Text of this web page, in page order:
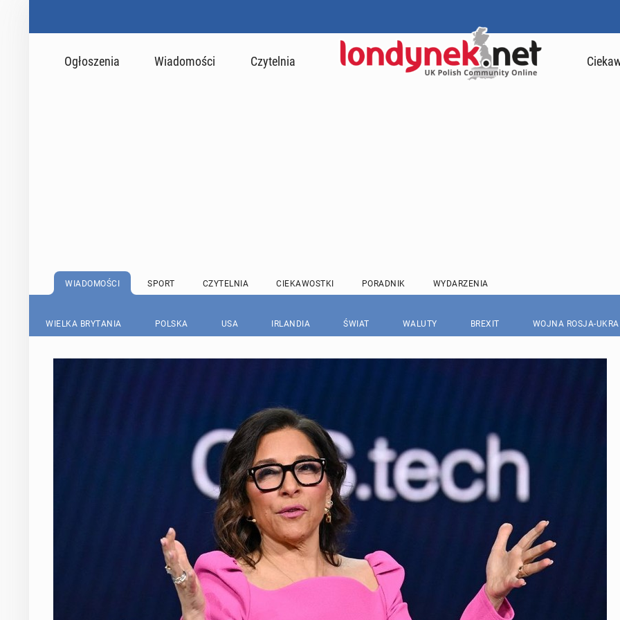
Ogłoszenia Wiadomości Czytelnia
WIADOMOŚCI SPORT CZYTELNIA CIEKAWOSTKI PORADNIK WYDARZENIA
WIELKA BRYTANIA POLSKA USA IRLANDIA ŚWIAT WALUTY BREXIT WOJNA ROSJA-